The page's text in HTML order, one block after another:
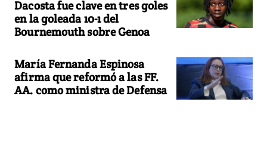
Dacosta fue clave en tres goles
en la goleada 10-1 del
Bournemouth sobre Genoa
María Fernanda Espinosa
afirma que reformó a las FF.
AA. como ministra de Defensa